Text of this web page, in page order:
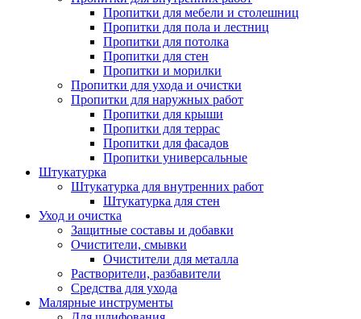
Пропитки для мебели и столешниц
Пропитки для пола и лестниц
Пропитки для потолка
Пропитки для стен
Пропитки и морилки
Пропитки для ухода и очистки
Пропитки для наружных работ
Пропитки для крыши
Пропитки для террас
Пропитки для фасадов
Пропитки универсальные
Штукатурка
Штукатурка для внутренних работ
Штукатурка для стен
Уход и очистка
Защитные составы и добавки
Очистители, смывки
Очистители для металла
Растворители, разбавители
Средства для ухода
Малярные инструменты